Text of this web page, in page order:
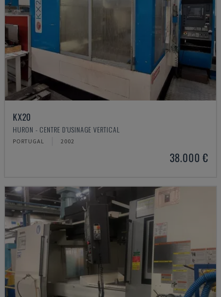
KX20
HURON - CENTRE D'USINAGE VERTICAL
PORTUGAL 2002
38.000 €